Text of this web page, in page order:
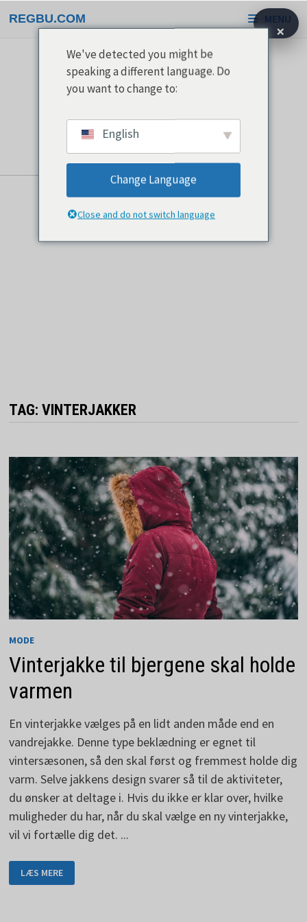
REGBU.COM MENU
TAG:VINTERJAKKER
MODE
Vinterjakke til bjergene skal holde
varmen
En vinterjakke vælges på en lidt anden måde end en
vandrejakke. Denne type beklædning er egnet til
vintersæsonen, så den skal først og fremmest holde dig
varm. Selve jakkens design svarer så til de aktiviteter,
du ønsker at deltage i. Hvis du ikke er klar over, hvilke
muligheder du har, når du skal vælge en ny vinterjakke,
vil vi fortælle dig det. ...
TIL
BJERGENE
LÆS MERE
×
We've detected you might be
speaking a different language. Do
you want to change to:
English
Change Language
Close and do not switch language